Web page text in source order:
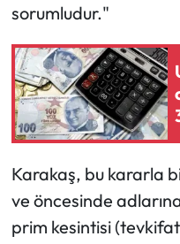
sorumludur."
Karakaş, bu kararla
ve öncesinde
prim kesintisi